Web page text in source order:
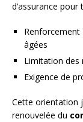
d’assurance pour
Renforcement
âgées
Limitation des
Exigence de
Cette orientation
renouvelée du